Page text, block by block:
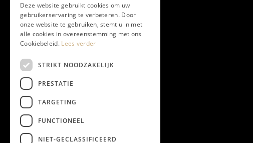
Deze website gebruikt cookies om uw
gebruikerservaring te verbeteren. Door
onze website te gebruiken, stemt u in met
alle cookies in overeenstemming met ons
Cookiebeleid. Lees verder
STRIKT NOODZAKELIJK
PRESTATIE
TARGETING
FUNCTIONEEL
NIET-GECLASSIFICEERD